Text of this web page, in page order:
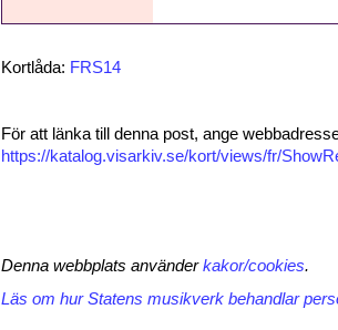
Kortlåda: FRS14
För att länka till denna post, ange
https://katalog.visarkiv.se/kort/views/fr/
Denna webbplats använderkakor/cookies.
Läs om hur Statens musikverk behandlar